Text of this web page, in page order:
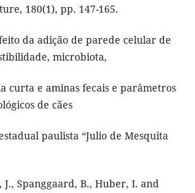
180(1), pp. 147-165.
da adição de parede celular de
microbiota,
curta e aminas fecais e parâmetros
de cães
paulista “Julio de Mesquita
Spanggaard, B., Huber, I. and